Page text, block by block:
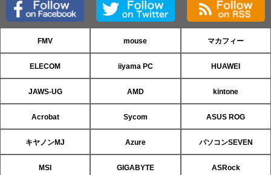
FMV mouse マカフィー
ELECOM iiyama PC HUAWEI
JAWS-UG AMD kintone
Acrobat Sycom ASUS ROG
キヤノンMJ Azure パソコンSEVEN
MSI GIGABYTE ASRock